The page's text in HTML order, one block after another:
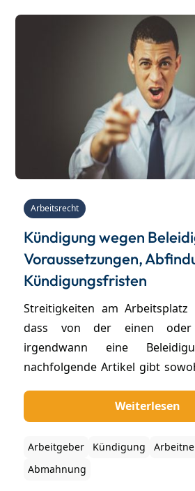
Arbeitsrecht
Kündigung wegen
Voraussetzungen,
Kündigungsfristen
Streitigkeiten am
dass von der einen oder
irgendwann eine
nachfolgende Artikel gibt
Voraussetzungen es für eine
Beleidigung gibt, welche
einzuhalten sind und wie es
aussieht.
Weiterlesen
Arbeitgeber Kündigung
Abmahnung